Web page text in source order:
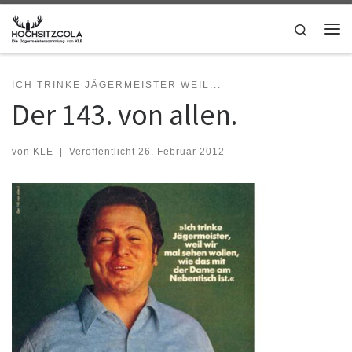
Zum Inhalt springen
Search
ICH TRINKE JÄGERMEISTER WEIL...
Der 143. von allen.
von KLE Veröffentlicht 26. Februar 2012